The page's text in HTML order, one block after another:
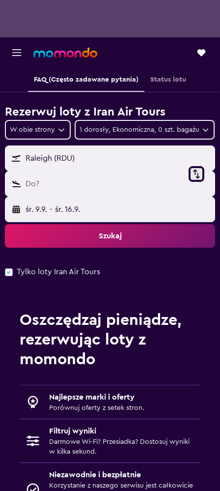
FAQ (Często zadawane pytania) Status lotu
Rezerwuj loty z Iran Air Tours
W obie strony 1 dorosły, Ekonomiczna, 0 szt. bagażu
Raleigh (RDU)
Do?
śr. 9.9. - śr. 16.9.
Szukaj
Tylko loty Iran Air Tours
Oszczędzaj pieniądze,
rezerwując loty z
momondo
Najlepsze marki i oferty
Porównuj oferty z setek stron.
Filtruj wyniki
Darmowe Wi-Fi? Przesiadka? Dostosuj wyniki
w kilka sekund.
Niezawodnie i bezpłatnie
Korzystanie z naszego serwisu jest całkowicie